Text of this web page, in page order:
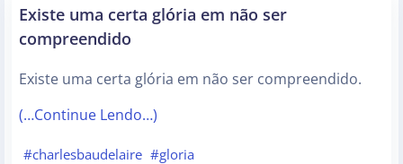
Existe uma certa glória em não ser
compreendido
Existe uma certa glória em não ser compreendido.
(…Continue Lendo…)
#charlesbaudelaire #gloria